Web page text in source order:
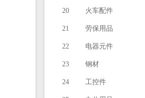
20 火车配件
21 劳保用品
22 电器元件
23 钢材
24 工控件